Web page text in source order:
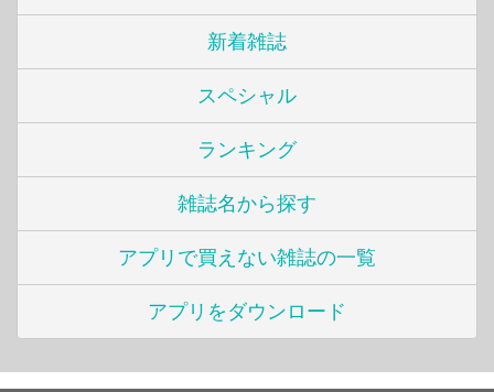
新着雑誌
スペシャル
ランキング
雑誌名から探す
アプリで買えない雑誌の一覧
アプリをダウンロード